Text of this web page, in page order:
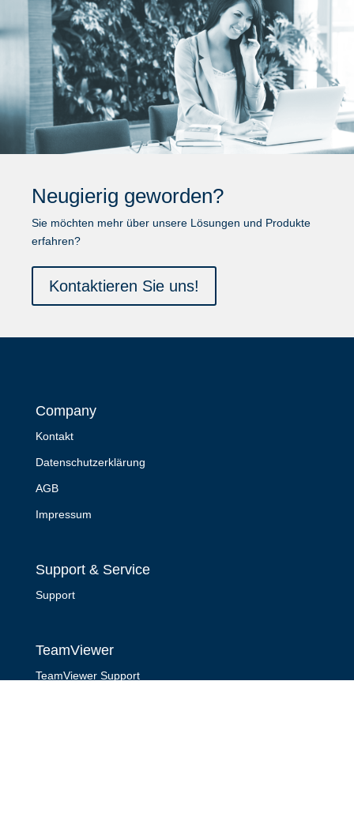
Neugierig geworden?
Sie möchten mehr über unsere Lösungen und Produkte
erfahren?
Kontaktieren Sie uns!
Company
Kontakt
Datenschutzerklärung
AGB
Impressum
Support & Service
Support
TeamViewer
TeamViewer Support